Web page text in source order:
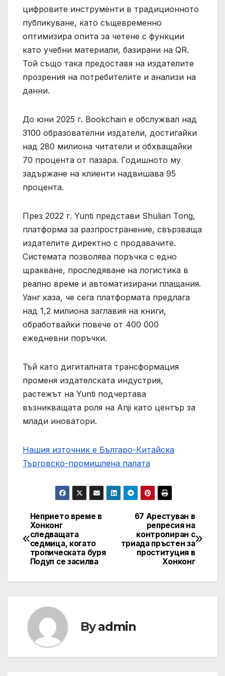
цифровите инструменти в традиционното
публикуване, като същевременно
оптимизира опита за четене с функции
като учебни материали, базирани на QR.
Той също така предоставя на издателите
прозрения на потребителите и анализи на
данни.
До юни 2025 г. Bookchain е обслужвал над
3100 образователни издатели, достигайки
над 280 милиона читатели и обхващайки
70 процента от пазара. Годишното му
задържане на клиенти надвишава 95
процента.
През 2022 г. Yunti представи Shulian Tong,
платформа за разпространение, свързваща
издателите директно с продавачите.
Системата позволява поръчка с едно
щракване, проследяване на логистика в
реално време и автоматизирани плащания.
Уанг каза, че сега платформата предлага
над 1,2 милиона заглавия на книги,
обработвайки повече от 400 000
ежедневни поръчки.
Тъй като дигиталната трансформация
променя издателската индустрия,
растежът на Yunti подчертава
възникващата роля на Anji като център за
млади иноватори.
Нашия източник е Българо-Китайска
Търговско-промишлена палaта
Post
navigation
67 Арестуван в
репресия на
контролиран с
триада пръстен за
проституция в
Хонконг
Неприето време в
Хонконг
следващата
седмица, когато
тропическата буря
Подул се засилва
Byadmin